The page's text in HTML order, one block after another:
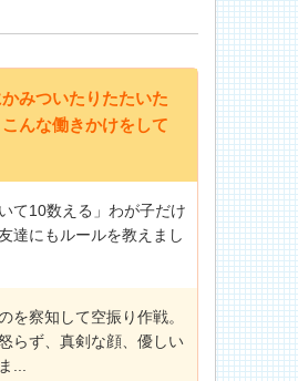
みついたりたたいた
んな働きかけをして
いて10数える」わが子だけ
達にもルールを教えまし
を察知して空振り作戦。
らず、真剣な顔、優しい
...